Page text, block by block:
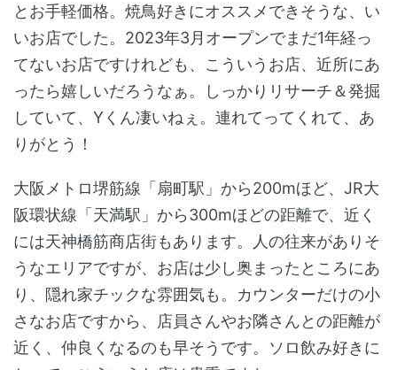
とお手軽価格。焼鳥好きにオススメできそうな、い
いお店でした。2023年3月オープンでまだ1年経っ
てないお店ですけれども、こういうお店、近所にあ
ったら嬉しいだろうなぁ。しっかりリサーチ＆発掘
していて、Yくん凄いねぇ。連れてってくれて、あ
りがとう！
大阪メトロ堺筋線「扇町駅」から200mほど、JR大
阪環状線「天満駅」から300mほどの距離で、近く
には天神橋筋商店街もあります。人の往来がありそ
うなエリアですが、お店は少し奥まったところにあ
り、隠れ家チックな雰囲気も。カウンターだけの小
さなお店ですから、店員さんやお隣さんとの距離が
近く、仲良くなるのも早そうです。ソロ飲み好きに